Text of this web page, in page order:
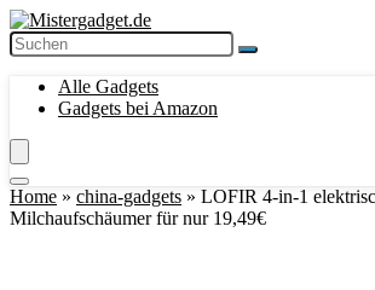
Alle Gadgets
Gadgets bei Amazon
Home » china-gadgets » LOFIR 4-in-1
Milchaufschäumer für nur 19,49€